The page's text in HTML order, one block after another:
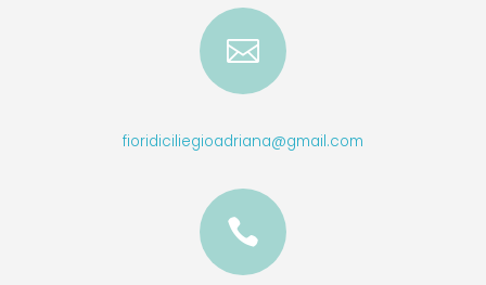

fioridiciliegioadriana@gmail.com
